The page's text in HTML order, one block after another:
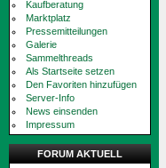
Kaufberatung
Marktplatz
Pressemitteilungen
Galerie
Sammelthreads
Als Startseite setzen
Den Favoriten hinzufügen
Server-Info
News einsenden
Impressum
FORUM AKTUELL